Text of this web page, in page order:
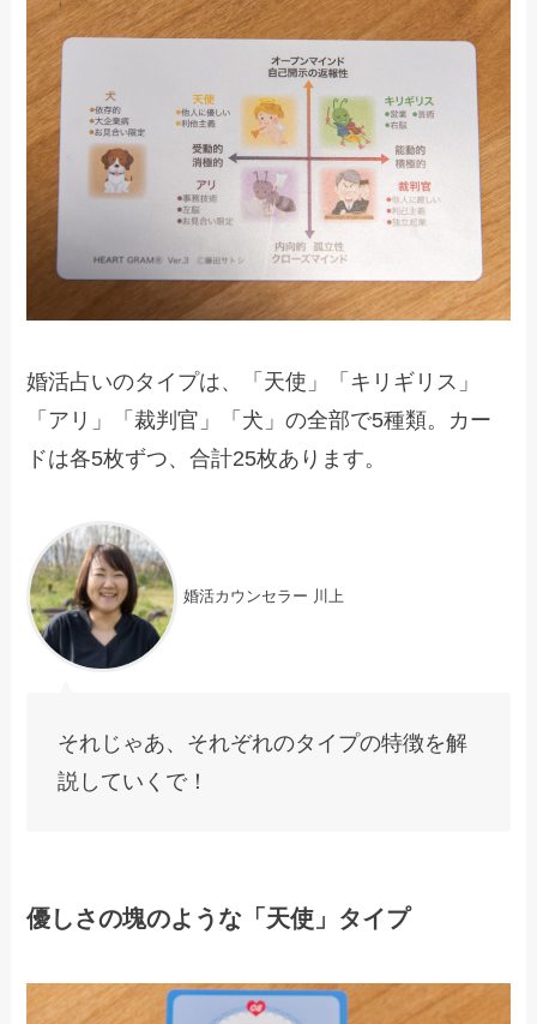
婚活占いのタイプは、「天使」「キリギリス」
「アリ」「裁判官」「犬」の全部で5種類。カー
ドは各5枚ずつ、合計25枚あります。
婚活カウンセラー 川上
それじゃあ、それぞれのタイプの特徴を解
説していくで！
優しさの塊のような「天使」タイプ